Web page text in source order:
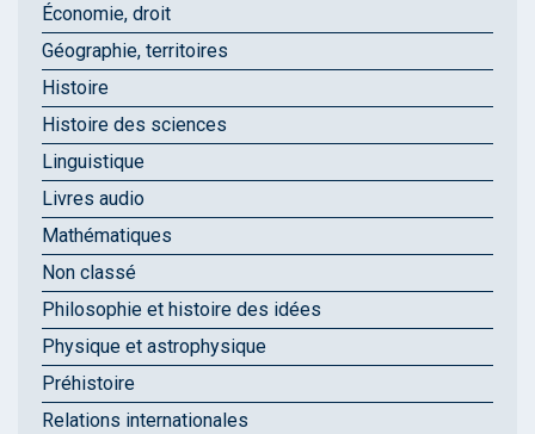
Économie, droit
Géographie, territoires
Histoire
Histoire des sciences
Linguistique
Livres audio
Mathématiques
Non classé
Philosophie et histoire des idées
Physique et astrophysique
Préhistoire
Relations internationales